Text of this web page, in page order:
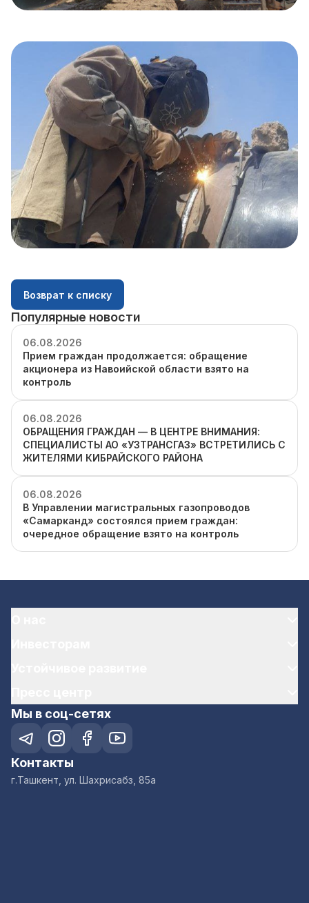
Возврат к списку
Популярные новости
06.08.2026
Прием граждан продолжается: обращение
акционера из Навоийской области взято на
контроль
06.08.2026
ОБРАЩЕНИЯ ГРАЖДАН — В ЦЕНТРЕ ВНИМАНИЯ:
СПЕЦИАЛИСТЫ АО «УЗТРАНСГАЗ» ВСТРЕТИЛИСЬ С
ЖИТЕЛЯМИ КИБРАЙСКОГО РАЙОНА
06.08.2026
В Управлении магистральных газопроводов
«Самарканд» состоялся прием граждан:
очередное обращение взято на контроль
Мы в соц-сетях
Контакты
г.Ташкент, ул. Шахрисабз, 85а